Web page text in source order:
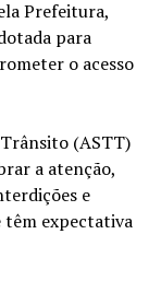
Prefeitura,
para
o acesso
(ASTT)
a atenção,
e
têm expectativa